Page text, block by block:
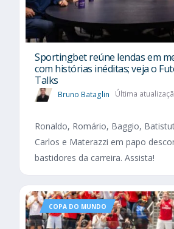
Sportingbet reúne lendas em
com histórias inéditas; veja o
Talks
Bruno Bataglin Última
Ronaldo, Romário, Baggio,
Carlos e Materazzi em papo
bastidores da carreira. Assista!
COPA DO MUNDO